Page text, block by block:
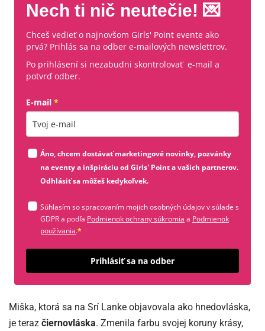
Nech ti nič neutečie! 💌
Chceš vedieť o najnovšom Girls' Point evente ako
prvá? Prihlás sa na odber e-mailových newslettrov.
Po prihlásení si nezabudni skontrolovať e-mail a
potvrď odber.
E-mail *
Áno, chcem dostávať marketingové novinky, pozvánky
na eventy a inšpiráciu od Girls' Point a vašich partnerov.
Odhlásiť sa môžeš kedykoľvek.
Súhlasím so spracovaním mojich osobných údajov v súlade s
GDPR a podľa Podmienok ochrany súkromia (otvorí sa v novom okne)
a Podmienok
používania(otvorí sa v novom okne)
.*
Prihlásiť sa na odber
Miška, ktorá sa na Srí Lanke objavovala ako hnedovláska,
je teraz čiernovláska. Zmenila farbu svojej koruny krásy,